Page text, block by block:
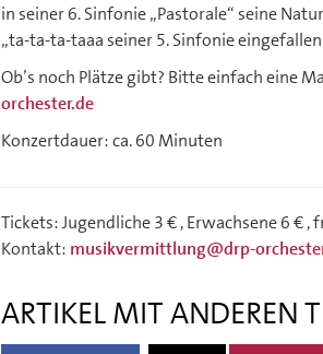
in seiner 6. Sinfonie „Pastorale“ seine
„ta-ta-ta-taaa seiner 5. Sinfonie
Ob’s noch Plätze gibt? Bitte einfach eine
orchester.de
Konzertdauer: ca. 60 Minuten
Tickets: Jugendliche 3 € , Erwachsene 6 €
Kontakt: musikvermittlung@drp-
ARTIKEL MIT ANDEREN